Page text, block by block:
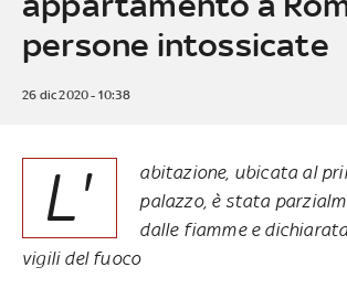
persone intossicate
26 dic 2020 - 10:38
L'
abitazione, ubicata al
palazzo, è stata
dalle fiamme e
vigili del fuoco